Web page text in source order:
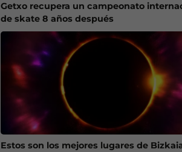
Getxo recupera un campeonato
de skate 8 años después
Estos son los mejores lugares de